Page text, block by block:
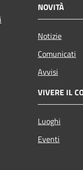
NOVITÀ
Notizie
Comunicati
Avvisi
VIVERE IL
Luoghi
Eventi